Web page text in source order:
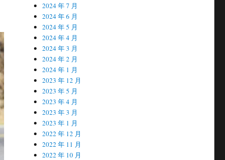
2024 年 7 月
2024 年 6 月
2024 年 5 月
2024 年 4 月
2024 年 3 月
2024 年 2 月
2024 年 1 月
2023 年 12 月
2023 年 5 月
2023 年 4 月
2023 年 3 月
2023 年 1 月
2022 年 12 月
2022 年 11 月
2022 年 10 月